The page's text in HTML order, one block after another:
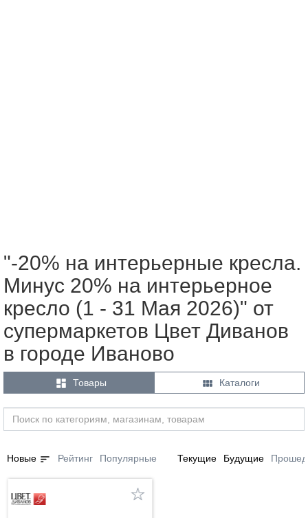
"-20% на интерьерные кресла.
Минус 20% на интерьерное
кресло (1 - 31 Мая 2026)" от
супермаркетов Цвет Диванов
в городе Иваново
 Товары  Каталоги
Новые sort Рейтинг Популярные Текущие Будущие